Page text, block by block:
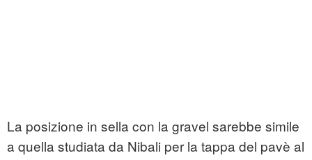
La posizione in sella con la gravel sarebbe simile
a quella studiata da Nibali per la tappa del pavè al